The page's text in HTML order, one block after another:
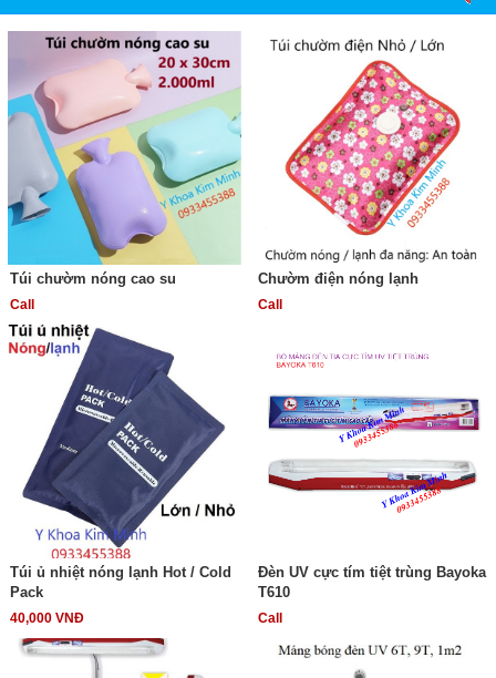
Túi chườm nóng cao su
Call
Chườm điện nóng lạnh
Call
Túi ủ nhiệt nóng lạnh Hot / Cold
Pack
40,000 VNĐ
Đèn UV cực tím tiệt trùng Bayoka
T610
Call